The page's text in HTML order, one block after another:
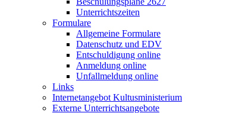
Unterrichtszeiten
Formulare
Allgemeine Formulare
Datenschutz und EDV
Entschuldigung online
Anmeldung online
Unfallmeldung online
Links
Internetangebot Kultusministerium
Externe Unterrichtsangebote